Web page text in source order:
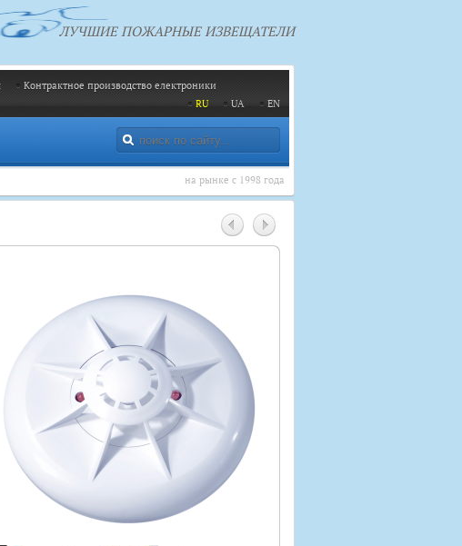
ЛУЧШИЕ ПОЖАРНЫЕ ИЗВЕЩАТЕЛИ
Контрактное производство електроники
RU
UA EN
на рынке с 1998 года